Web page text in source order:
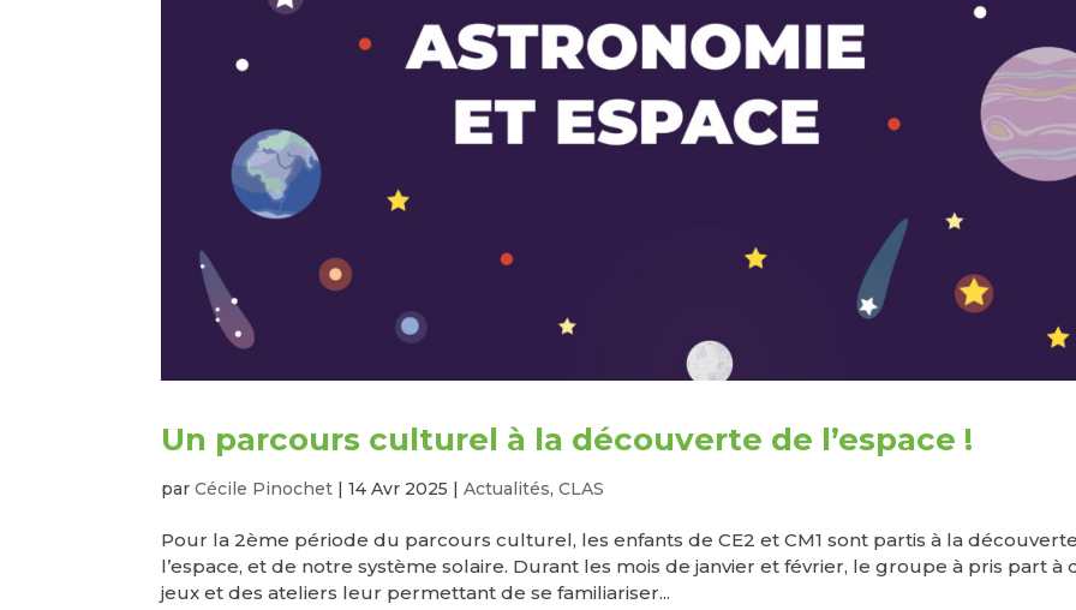
Un parcours culturel à la découverte de l’espace !
parCécile Pinochet |14 Avr 2025 |Actualités,CLAS
Pour la 2ème période du parcours culturel, les enfants de CE2 et CM1 sont partis à la
l’espace, et de notre système solaire. Durant les mois de janvier et février, le groupe à pris part à
jeux et des ateliers leur permettant de se familiariser...